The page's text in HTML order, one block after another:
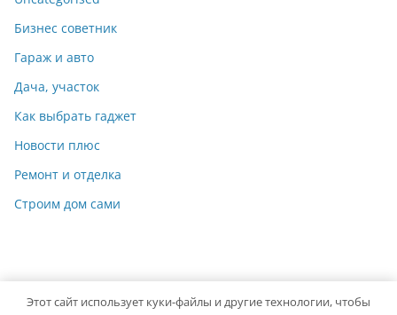
Бизнес советник
Гараж и авто
Дача, участок
Как выбрать гаджет
Новости плюс
Ремонт и отделка
Строим дом сами
Этот сайт использует куки-файлы и другие технологии, чтобы